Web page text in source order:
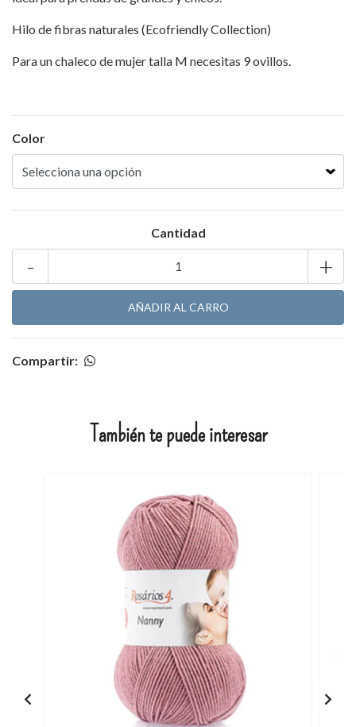
Hilo de fibras naturales (Ecofriendly Collection)
Para un chaleco de mujer talla M necesitas 9 ovillos.
Color
Cantidad
+
-
Compartir:
También te puede interesar